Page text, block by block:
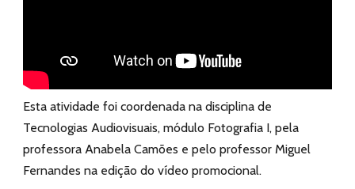
Esta atividade foi coordenada na disciplina de
Tecnologias Audiovisuais, módulo Fotografia I, pela
professora Anabela Camões e pelo professor Miguel
Fernandes na edição do vídeo promocional.